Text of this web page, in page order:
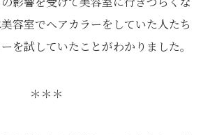
容室でヘアカラーをしていた人たち
を試していたことがわかりました。
＊＊＊